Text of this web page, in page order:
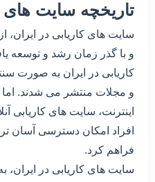
تاریخچه سایت های
سایت های کاریابی در ایران،
و با گذر زمان رشد و توسعه
کاریابی در ایران به صورت
و مجلات منتشر می شدند. اما
اینترنت، سایت های کاریابی
افراد امکان دسترسی آسان
فراهم کرد.
سایت های کاریابی در ایران،